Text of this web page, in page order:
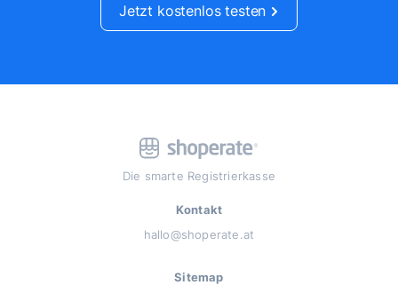
Jetzt kostenlos testen
Die smarte Registrierkasse
Kontakt
hallo@shoperate.at
Sitemap